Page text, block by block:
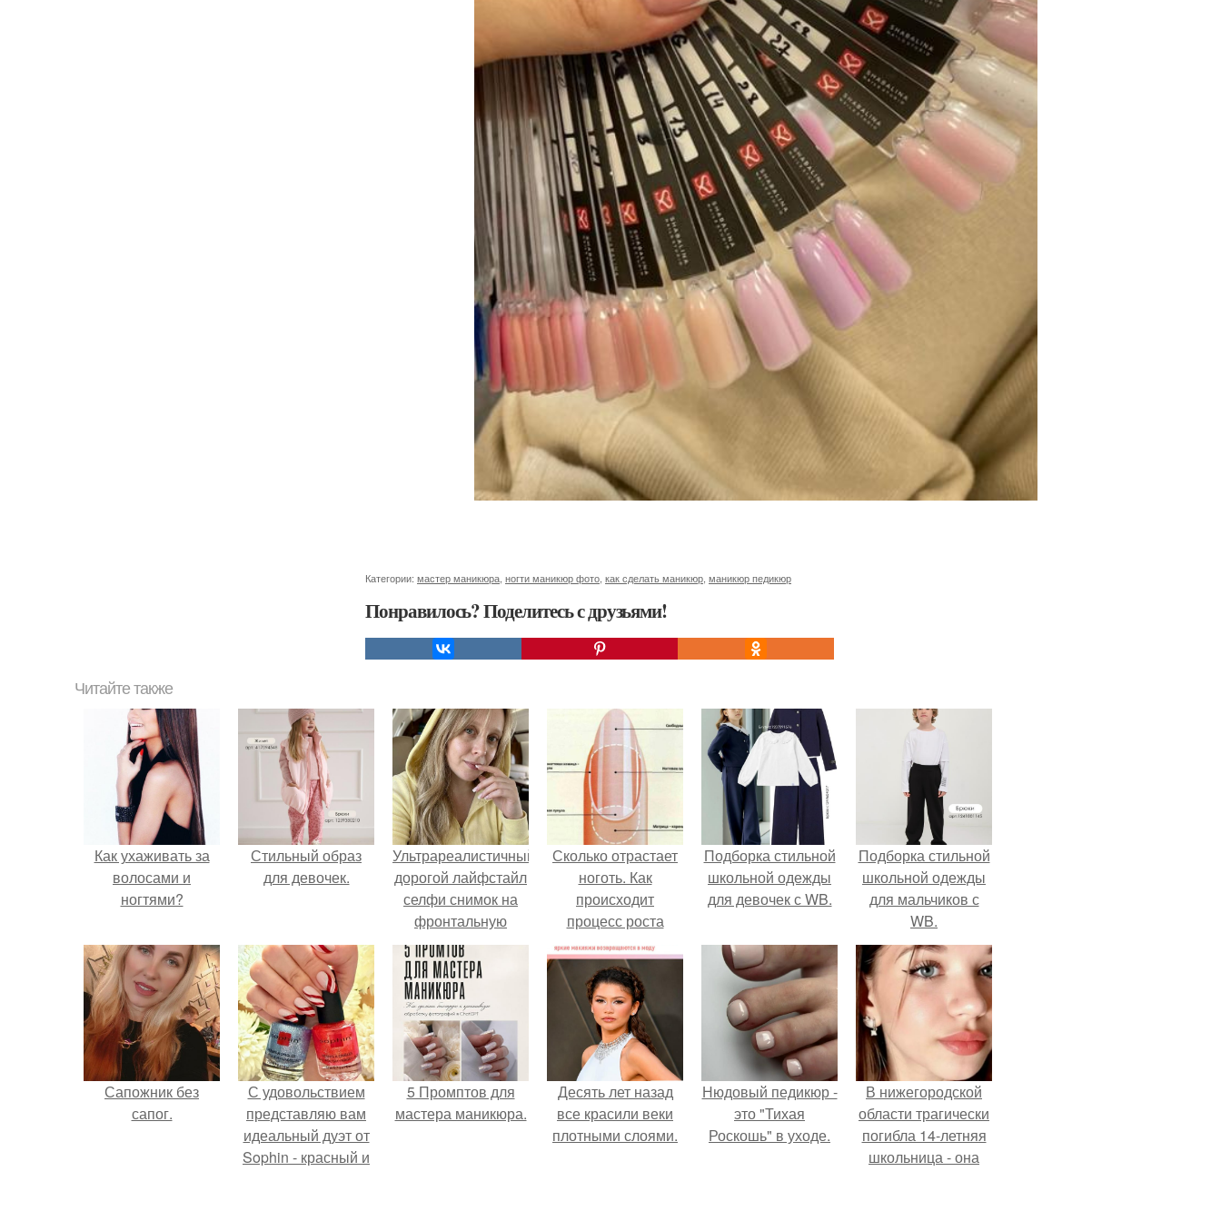
Категории: мастер маникюра ногти маникюр фото как сделать маникюр маникюр педикюр
Понравилось? Поделитесь с друзьями!
Читайте также
Как ухаживать за
волосами и
ногтями?
Стильный образ
для девочек.
Ультрареалистичный
дорогой лайфстайл
селфи снимок на
фронтальную
камеру.
Сколько отрастает
ноготь. Как
происходит
процесс роста
ногтей
Подборка стильной
школьной одежды
для девочек с WB.
Подборка стильной
школьной одежды
для мальчиков с
WB.
Сапожник без
сапог.
С удовольствием
представляю вам
идеальный дуэт от
Sophin - красный и
5 Промптов для
мастера маникюра.
Десять лет назад
все красили веки
плотными слоями.
Нюдовый педикюр -
это "Тихая
Роскошь" в уходе.
В нижегородской
области трагически
погибла 14-летняя
школьница - она